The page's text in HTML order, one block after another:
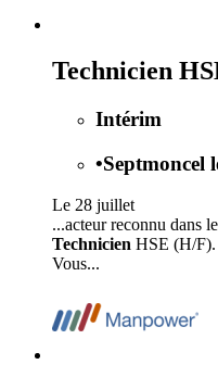
Technicien
Intérim
•Septmoncel
Le 28 juillet
...acteur reconnu dans
Technicien HSE (H/F).
Vous...